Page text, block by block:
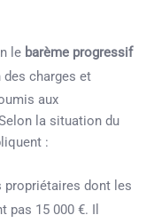
le barème progressif
des charges et
aux
la situation du
:
dont les
pas 15 000 €. Il